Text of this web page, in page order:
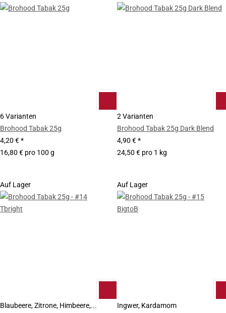
6 Varianten
Brohood Tabak 25g
4,20 €*
16,80 € pro 100 g
2 Varianten
Brohood Tabak 25g Dark Blend
4,90 €*
24,50 € pro 1 kg
Auf Lager
Blaubeere, Zitrone, Himbeere,...
Auf Lager
Ingwer, Kardamom